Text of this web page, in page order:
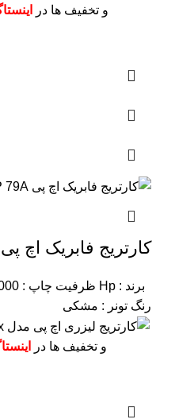
و تخفیف ها در
کارتریج فابریک اچ پی HP 79A
برند : Hp ظرفیت چاپ : 1000 برگ
رنگ تونر : مشکی
و تخفیف ها در